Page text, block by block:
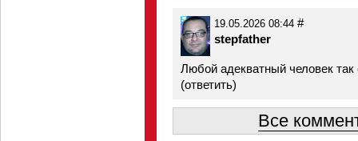
19.05.2026 08:44 #
stepfather
Любой адекватный человек так
(ответить)
Все